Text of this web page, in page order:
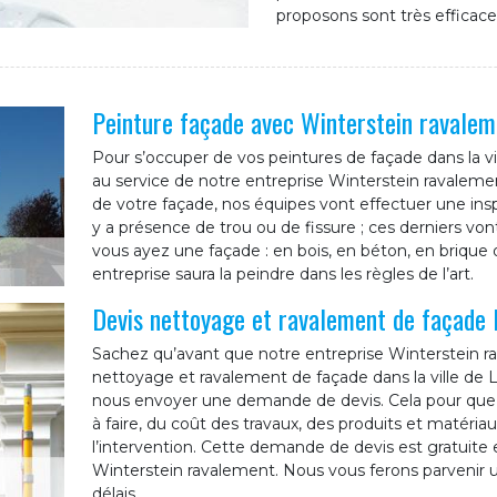
proposons sont très
Peinture façade avec Winterstein
Pour s’occuper de vos peintures de façade dans la
au service de notre entreprise Winterstein
de votre façade, nos équipes vont effectuer une
y a présence de trou ou de fissure ; ces derniers
vous ayez une façade : en bois, en béton, en
entreprise saura la peindre dans les règles de l’art.
Devis nettoyage et ravalement de
Sachez qu’avant que notre entreprise Winterstein
nettoyage et ravalement de façade dans la ville de
nous envoyer une demande de devis. Cela pour
à faire, du coût des travaux, des produits et
l’intervention. Cette demande de devis est
Winterstein ravalement. Nous vous ferons parvenir